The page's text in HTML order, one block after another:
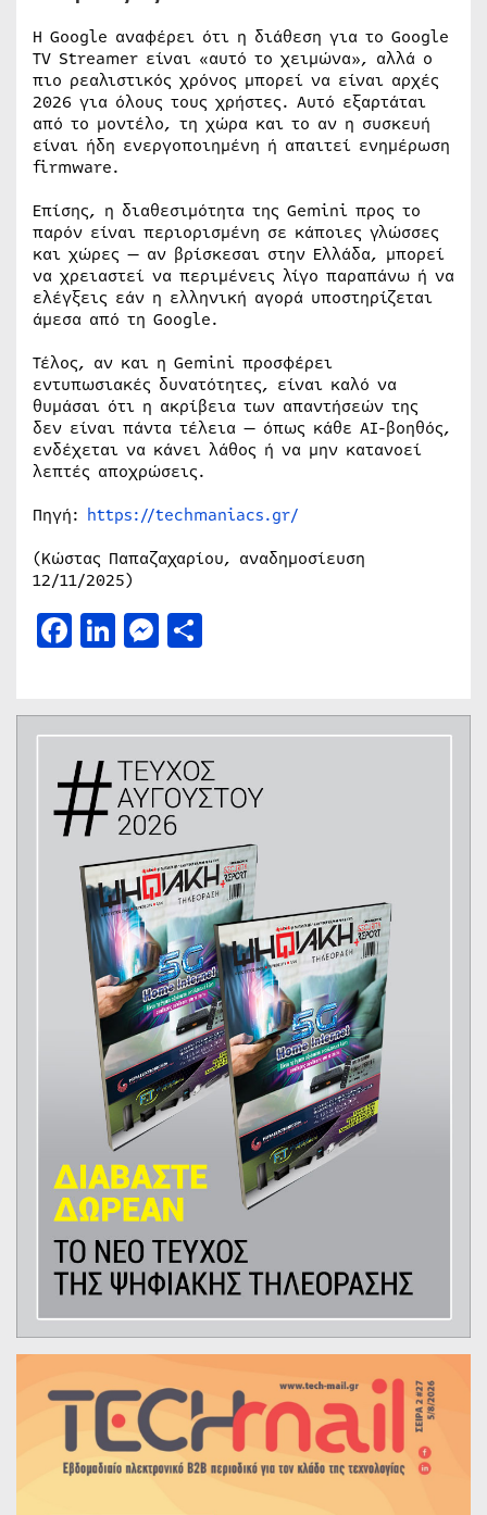
Η Google αναφέρει ότι η διάθεση για το Google
TV Streamer είναι «αυτό το χειμώνα», αλλά ο
πιο ρεαλιστικός χρόνος μπορεί να είναι αρχές
2026 για όλους τους χρήστες. Αυτό εξαρτάται
από το μοντέλο, τη χώρα και το αν η συσκευή
είναι ήδη ενεργοποιημένη ή απαιτεί ενημέρωση
firmware.
Επίσης, η διαθεσιμότητα της Gemini προς το
παρόν είναι περιορισμένη σε κάποιες γλώσσες
και χώρες — αν βρίσκεσαι στην Ελλάδα, μπορεί
να χρειαστεί να περιμένεις λίγο παραπάνω ή να
ελέγξεις εάν η ελληνική αγορά υποστηρίζεται
άμεσα από τη Google.
Τέλος, αν και η Gemini προσφέρει
εντυπωσιακές δυνατότητες, είναι καλό να
θυμάσαι ότι η ακρίβεια των απαντήσεών της
δεν είναι πάντα τέλεια — όπως κάθε AI-βοηθός,
ενδέχεται να κάνει λάθος ή να μην κατανοεί
λεπτές αποχρώσεις.
Πηγή: https://techmaniacs.gr/
(Κώστας Παπαζαχαρίου, αναδημοσίευση
12/11/2025)
Facebook
LinkedIn
Messenger